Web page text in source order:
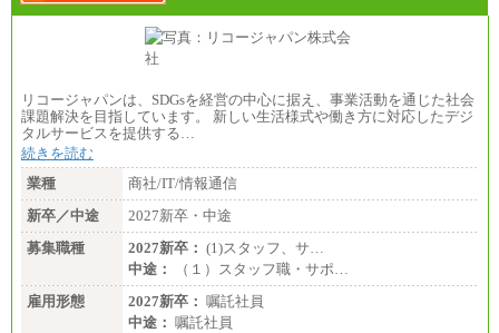
リコージャパンは、SDGsを経営の中心に据え、事業活動を通じた社会
課題解決を目指しています。 新しい生活様式や働き方に対応したデジ
タルサービスを提供する…
続きを読む
業種
商社/IT/情報通信
新卒／中途
2027新卒・中途
募集職種
2027新卒： (1)スタッフ、サ…
中途：
（１）スタッフ職・サポ…
雇用形態
2027新卒： 嘱託社員
中途： 嘱託社員